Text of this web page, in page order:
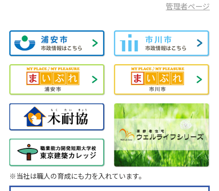
管理者ページ
※当社は職人の育成にも力を入れています。